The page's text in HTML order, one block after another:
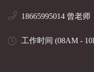
18665995014 曾老师
工作时间 (08AM -